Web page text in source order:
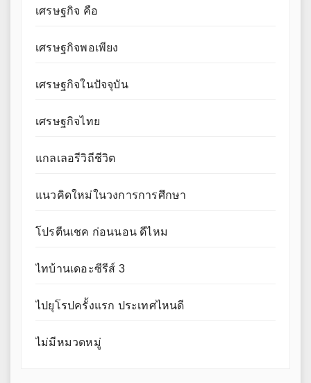
เศรษฐกิจ คือ
เศรษฐกิจพอเพียง
เศรษฐกิจในปัจจุบัน
เศรษฐกิจไทย
แกลเลอรีวิถีชีวิต
แนวคิดใหม่ในวงการการศึกษา
โปรตีนเชค ก่อนนอน ดีไหม
ไทบ้านเดอะซีรีส์ 3
ไปยุโรปครั้งแรก ประเทศไหนดี
ไม่มีหมวดหมู่